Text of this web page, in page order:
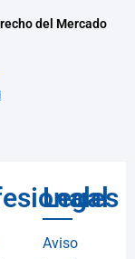
del Mercado
Legal
Aviso